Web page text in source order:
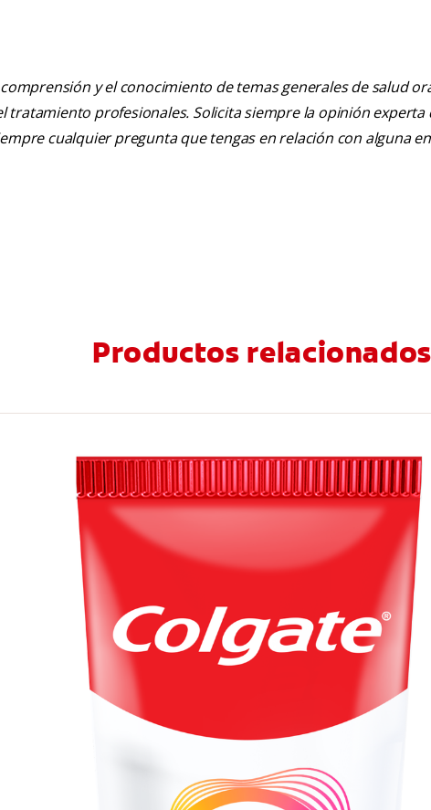
y el conocimiento de temas generales de salud
tratamiento profesionales. Solicita siempre la opinión experta
cualquier pregunta que tengas en relación con alguna
Productos relacionados